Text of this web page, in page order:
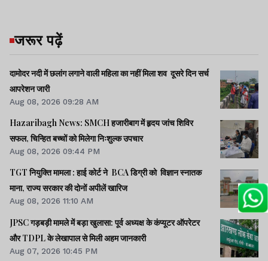
जरूर पढ़ें
दामोदर नदी में छलांग लगाने वाली महिला का नहीं मिला शव दूसरे दिन सर्च
आपरेशन जारी
Aug 08, 2026 09:28 AM
Hazaribagh News: SMCH हजारीबाग में हृदय जांच शिविर
सफल, चिन्हित बच्चों को मिलेगा निःशुल्क उपचार
Aug 08, 2026 09:44 PM
TGT नियुक्ति मामला : हाई कोर्ट ने BCA डिग्री को विज्ञान स्नातक
माना, राज्य सरकार की दोनों अपीलें खारिज
Aug 08, 2026 11:10 AM
JPSC गड़बड़ी मामले में बड़ा खुलासा: पूर्व अध्यक्ष के कंप्यूटर ऑपरेटर
और TDPL के लेखापाल से मिली अहम जानकारी
Aug 07, 2026 10:45 PM